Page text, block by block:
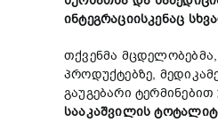
ინტეგრაციისკენაც
თქვენმა
პროდუქტებზე,
გაუგებარი
სააკაშვილის